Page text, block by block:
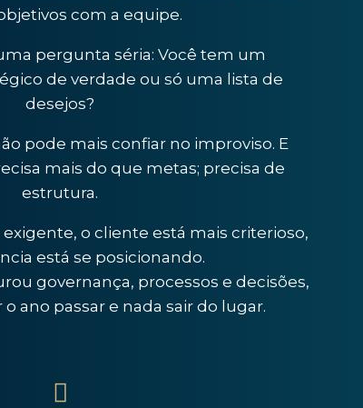
com a equipe.
pergunta séria: Você tem um
de verdade ou só uma lista de
desejos?
pode mais confiar no improviso. E
mais do que metas; precisa de
estrutura.
o cliente está mais criterioso,
está se posicionando.
governança, processos e decisões,
ano passar e nada sair do lugar.